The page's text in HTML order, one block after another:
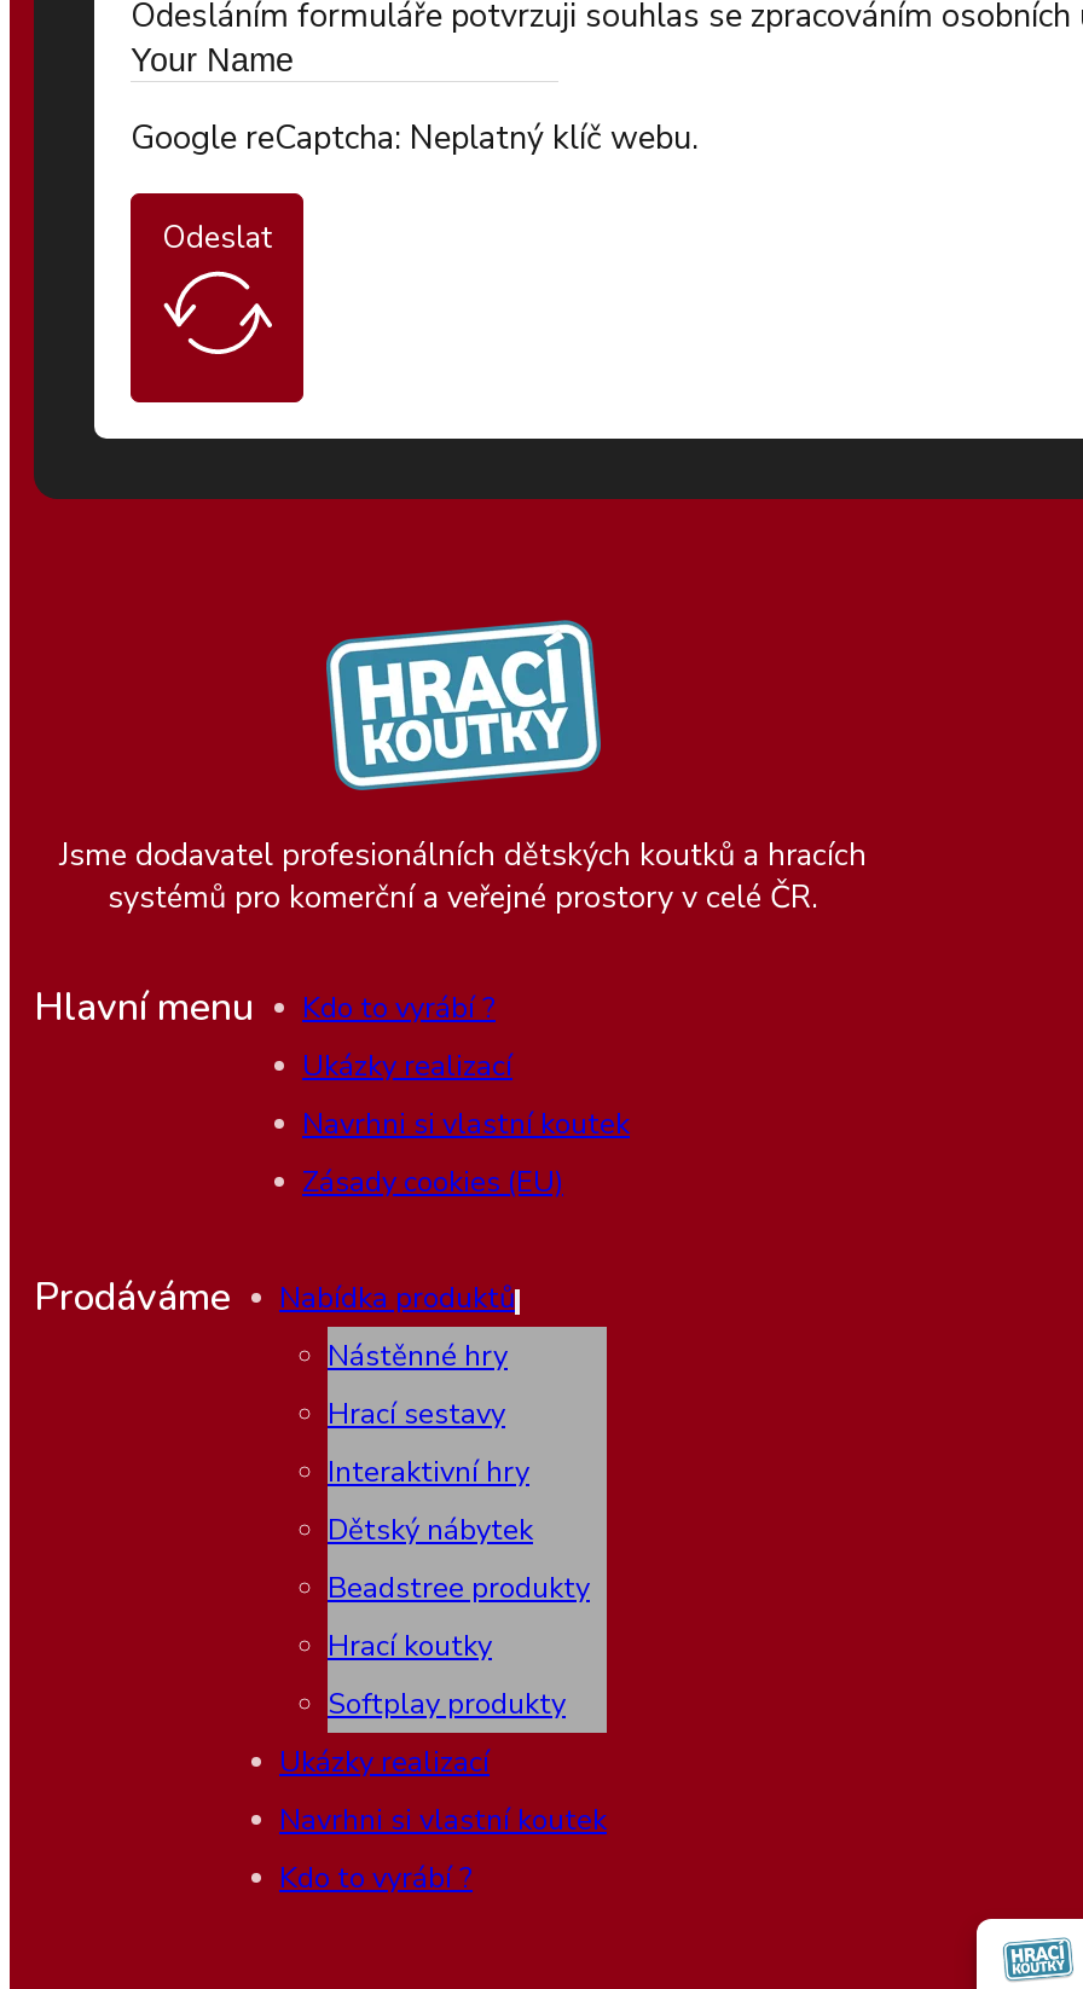
Odesláním formuláře potvrzuji souhlas se zpracováním osobních
Google reCaptcha: Neplatný klíč webu.
Odeslat
Jsme dodavatel profesionálních dětských koutků a hracích
systémů pro komerční a veřejné prostory v celé ČR.
Hlavní menu
Kdo to vyrábí ?
Ukázky realizací
Navrhni si vlastní koutek
Zásady cookies (EU)
Prodáváme
Nabídka produktů
Nástěnné hry
Hrací sestavy
Interaktivní hry
Dětský nábytek
Beadstree produkty
Hrací koutky
Softplay produkty
Ukázky realizací
Navrhni si vlastní koutek
Kdo to vyrábí ?